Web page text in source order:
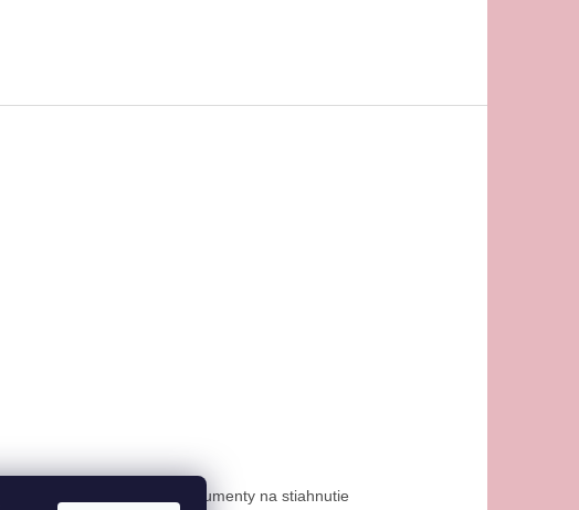
Dokumenty na stiahnutie